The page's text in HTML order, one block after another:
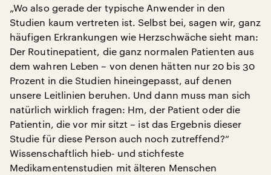
„Wo also gerade der typische Anwender in den
Studien kaum vertreten ist. Selbst bei, sagen wir, ganz
häufigen Erkrankungen wie Herzschwäche sieht man:
Der Routinepatient, die ganz normalen Patienten aus
dem wahren Leben – von denen hätten nur 20 bis 30
Prozent in die Studien hineingepasst, auf denen
unsere Leitlinien beruhen. Und dann muss man sich
natürlich wirklich fragen: Hm, der Patient oder die
Patientin, die vor mir sitzt – ist das Ergebnis dieser
Studie für diese Person auch noch zutreffend?“
Wissenschaftlich hieb- und stichfeste
Medikamentenstudien mit älteren Menschen